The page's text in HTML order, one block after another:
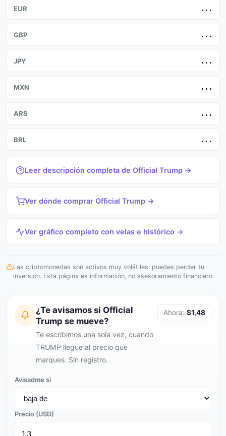
EUR ...
GBP ...
JPY ...
MXN ...
ARS ...
BRL ...
Leer descripción completa de Official Trump →
Ver dónde comprar Official Trump →
Ver gráfico completo con velas e histórico →
Las criptomonedas son activos muy volátiles: puedes perder tu
inversión. Esta página es información, no asesoramiento financiero.
¿Te avisamos si Official
Trump se mueve?
Te escribimos una sola vez, cuando
TRUMP llegue al precio que
marques. Sin registro.
Ahora: $1,48
Avisadme si
Precio (USD)